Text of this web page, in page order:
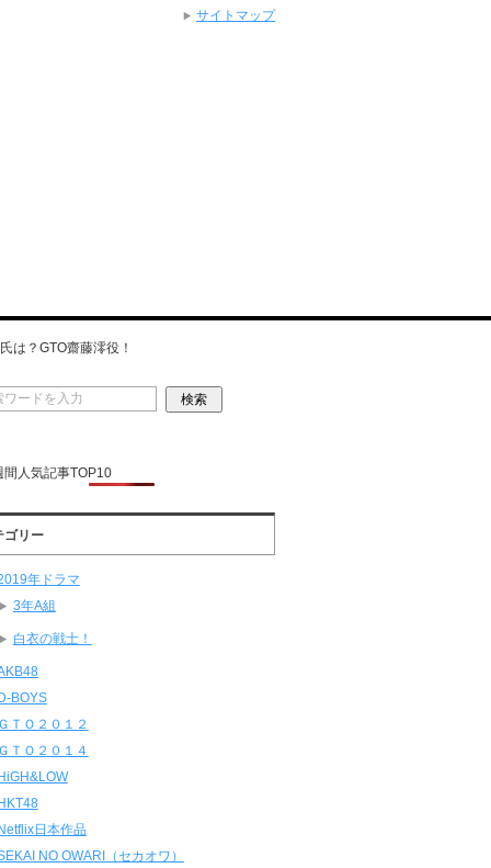
は？GTO齋藤澪役！
間人気記事TOP10
ゴリー
年ドラマ
3年A組
白衣の戦士！
BOYS
ＧＴＯ２０１２
ＧＴＯ２０１４
日本作品
NO OWARI（セカオワ）
サイトマップ